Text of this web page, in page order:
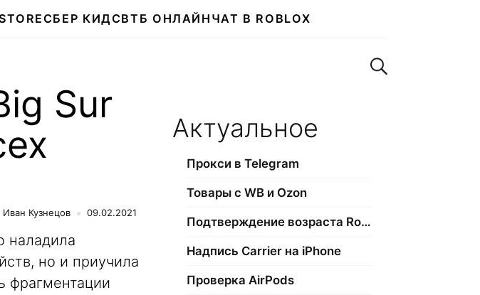
СБЕР КИДСВТБ ОНЛАЙН ЧАТ В ROBLOX
Поиск по сайту
Sur
Иван Кузнецов 09.02.2021
наладила
но и приучила
фрагментации
Актуальное
Прокси в Telegram
Товары с WB и Ozon
Подтверждение возраста Roblox
Надпись Carrier на iPhone
Проверка AirPods